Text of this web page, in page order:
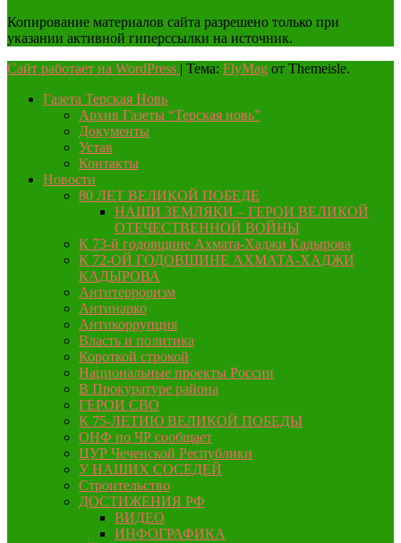
Копирование материалов сайта разрешено только при
указании активной гиперссылки на источник.
Сайт работает на WordPress | Тема: FlyMag от Themeisle.
Газета Терская Новь
Архив Газеты “Терская новь”
Документы
Устав
Контакты
Новости
80 ЛЕТ ВЕЛИКОЙ ПОБЕДЕ
НАШИ ЗЕМЛЯКИ – ГЕРОИ ВЕЛИКОЙ
ОТЕЧЕСТВЕННОЙ ВОЙНЫ
К 73-й годовщине Ахмата-Хаджи Кадырова
К 72-ОЙ ГОДОВЩИНЕ АХМАТА-ХАДЖИ
КАДЫРОВА
Антитерроризм
Антинарко
Антикоррупция
Власть и политика
Короткой строкой
Национальные проекты России
В Прокуратуре района
ГЕРОИ СВО
К 75-ЛЕТИЮ ВЕЛИКОЙ ПОБЕДЫ
ОНФ по ЧР сообщает
ЦУР Чеченской Республики
У НАШИХ СОСЕДЕЙ
Строительство
ДОСТИЖЕНИЯ РФ
ВИДЕО
ИНФОГРАФИКА